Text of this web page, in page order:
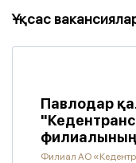
Ұқсас
Павлодар
филиалының
Филиал АО